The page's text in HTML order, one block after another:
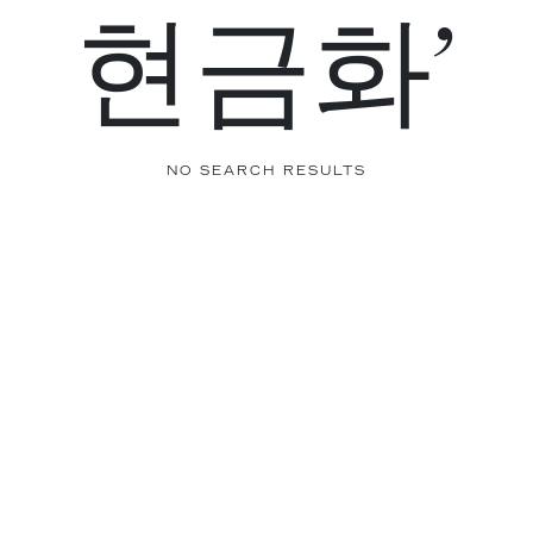
현금화’
NO SEARCH RESULTS